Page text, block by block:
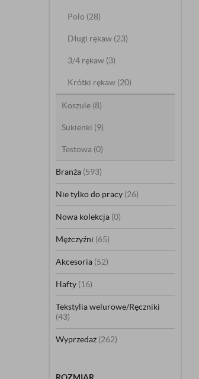
Polo (28)
Długi rękaw (23)
3/4 rękaw (3)
Krótki rękaw (20)
Koszule (8)
Sukienki (9)
Testowa (0)
Branża (593)
Nie tylko do pracy (26)
Nowa kolekcja (0)
Mężczyźni (65)
Akcesoria (52)
Hafty (16)
Tekstylia welurowe/Ręczniki
(43)
Wyprzedaż (262)